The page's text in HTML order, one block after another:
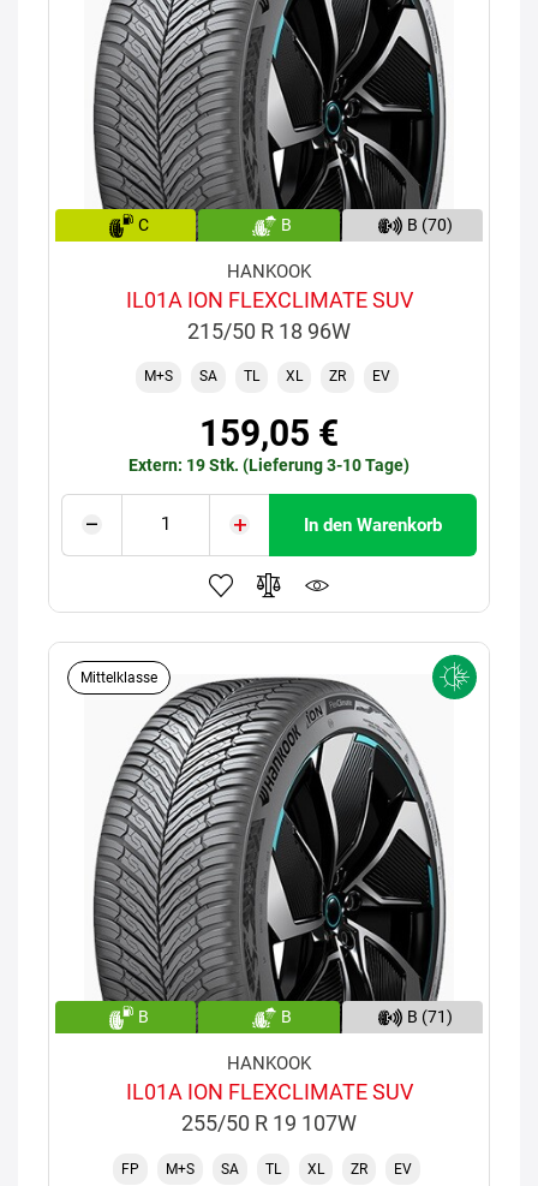
C B B (70)
HANKOOK
IL01A ION FLEXCLIMATE SUV
215/50 R 18 96W
M+S SA TL XL ZR EV
159,05 €
Extern: 19 Stk. (Lieferung 3-10 Tage)
In den Warenkorb
Mittelklasse
B B B (71)
HANKOOK
IL01A ION FLEXCLIMATE SUV
255/50 R 19 107W
FP M+S SA TL XL ZR EV